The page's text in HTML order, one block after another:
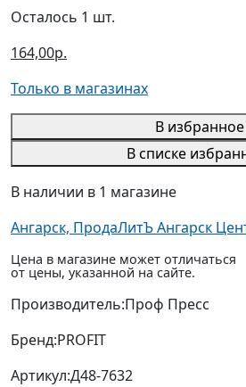
Осталось 1 шт.
164,00р.
Только в магазинах
В избранное
В списке
В наличии в 1 магазине
Ангарск, ПродаЛитЪ Ангарск
Цена в магазине может отличаться
от цены, указанной на сайте.
Производитель:Проф Пресс
Бренд:PROFIT
Артикул:Д48-7632